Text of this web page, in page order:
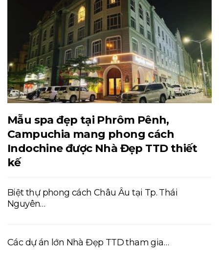
Mẫu spa đẹp tại Phrôm Pênh,
Campuchia mang phong cách
Indochine được Nhà Đẹp TTD thiết
kế
Biệt thự phong cách Châu Âu tại Tp. Thái
Nguyên…
Các dự án lớn Nhà Đẹp TTD tham gia…